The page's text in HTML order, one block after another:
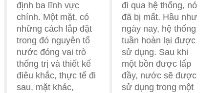
định ba lĩnh vực
chính. Một mặt, có
những cách lắp đặt
trong đó nguyên tố
nước đóng vai trò
thống trị và thiết kế
điêu khắc, thực tế đi
sau, mặt khác,
đi qua hệ thống, nó
đã bị mất. Hầu như
ngày nay, hệ thống
tuần hoàn lại được
sử dụng. Sau khi
một bồn được lấp
đầy, nước sẽ được
sử dụng trong một